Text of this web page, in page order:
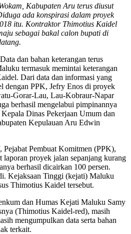
Kabupaten Aru terus diusut
ada konspirasi dalam proyek
itu. Kontraktor Thimotius Kaidel
sebagai bakal calon bupati di
dan bahan keterangan terus
termasuk memintai keterangan
Dari data dan informasi yang
dengan PPK, Jefry Enos di proyek
Gorar-Lau, Lau-Kobraur-Napar
berhasil mengelabui pimpinannya
Dinas Pekerjaan Umum dan
Kepulauan Aru Edwin
Pembuat Komitmen (PPK),
laporan proyek jalan sepanjang kurang
berhasil dicairkan 100 persen.
Kejaksaan Tinggi (kejati) Maluku
Thimotius Kaidel tersebut.
dan Humas Kejati Maluku Samy
(Thimotius Kaidel-red), masih
mengumpulkan data serta bahan
terkait.